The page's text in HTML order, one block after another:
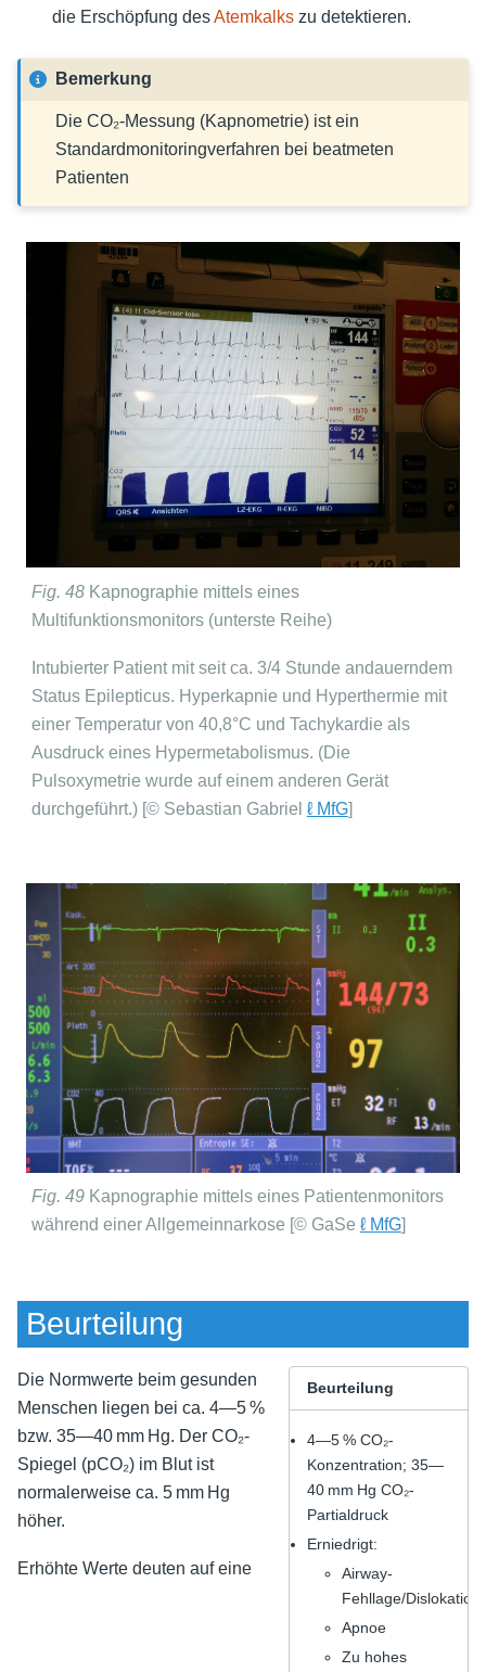
die Erschöpfung desAtemkalks zu detektieren.
Bemerkung
Die CO₂-Messung (Kapnometrie) ist ein
Standardmonitoringverfahren bei beatmeten
Patienten
Fig. 48 Kapnographie mittels eines
Multifunktionsmonitors (unterste Reihe)
Intubierter Patient mit seit ca. 3/4 Stunde andauerndem
Status Epilepticus. Hyperkapnie und Hyperthermie mit
einer Temperatur von 40,8°C und Tachykardie als
Ausdruck eines Hypermetabolismus. (Die
Pulsoxymetrie wurde auf einem anderen Gerät
durchgeführt.) [© Sebastian Gabriel ℓ MfG]
Fig. 49 Kapnographie mittels eines Patientenmonitors
während einer Allgemeinnarkose [© GaSe ℓ MfG]
Beurteilung
Beurteilung
4—5 % CO₂-
Konzentration; 35—
40 mm Hg CO₂-
Partialdruck
Erniedrigt:
Airway-
Fehllage/Dislokation
Apnoe
Zu hohes
Die Normwerte beim gesunden
Menschen liegen bei ca. 4—5 %
bzw. 35—40 mm Hg. Der CO₂-
Spiegel (pCO₂) im Blut ist
normalerweise ca. 5 mm Hg
höher.
Erhöhte Werte deuten auf eine